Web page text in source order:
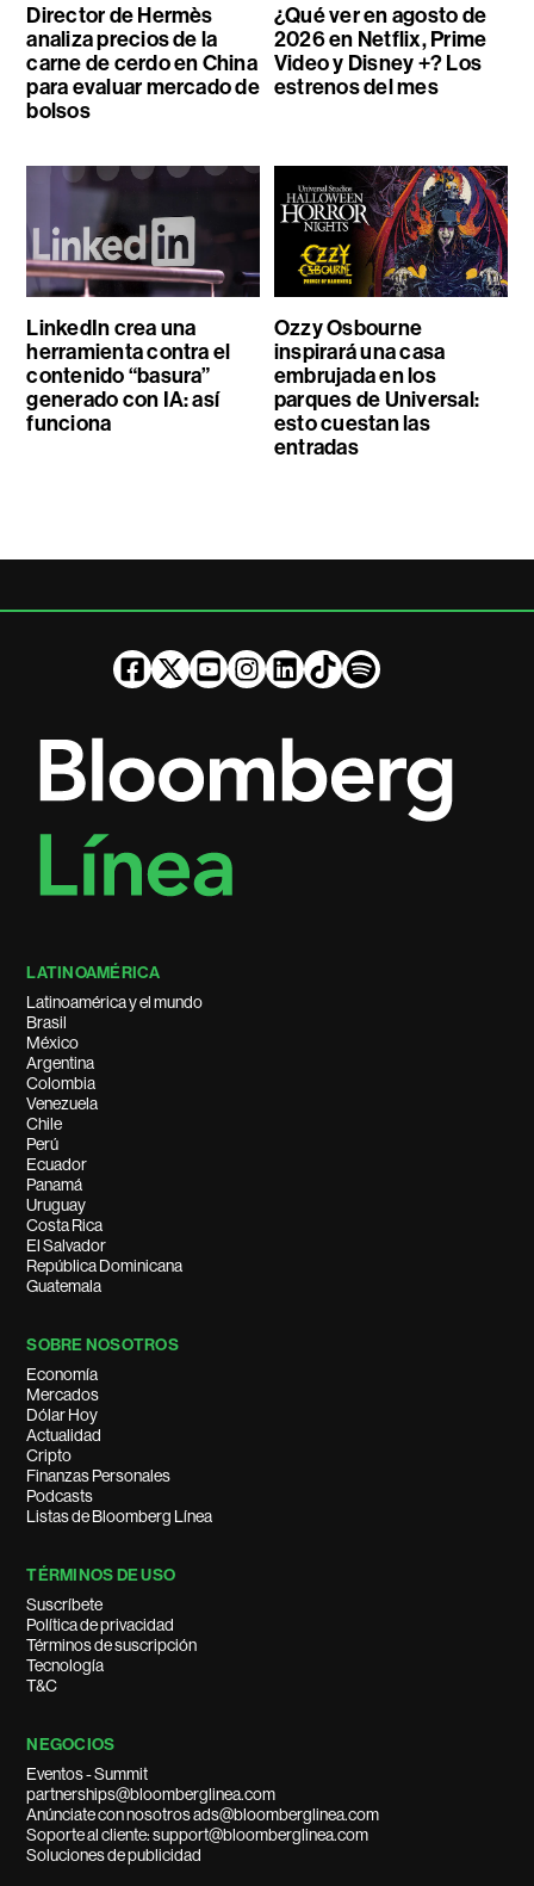
Director de Hermès
analiza precios de la
carne de cerdo en China
para evaluar mercado de
bolsos
¿Qué ver en agosto de
2026 en Netflix, Prime
Video y Disney +? Los
estrenos del mes
LinkedIn crea una
herramienta contra el
contenido “basura”
generado con IA: así
funciona
Ozzy Osbourne
inspirará una casa
embrujada en los
parques de Universal:
esto cuestan las
entradas
LATINOAMÉRICA
Latinoamérica y el mundo
Brasil
México
Argentina
Colombia
Venezuela
Chile
Perú
Ecuador
Panamá
Uruguay
Costa Rica
El Salvador
República Dominicana
Guatemala
SOBRE NOSOTROS
Economía
Mercados
Dólar Hoy
Actualidad
Cripto
Finanzas Personales
Podcasts
Listas de Bloomberg Línea
TÉRMINOS DE USO
Suscríbete
Política de privacidad
Términos de suscripción
Tecnología
T&C
NEGOCIOS
Eventos - Summit
partnerships@bloomberglinea.com
Anúnciate con nosotros ads@bloomberglinea.com
Soporte al cliente: support@bloomberglinea.com
Soluciones de publicidad